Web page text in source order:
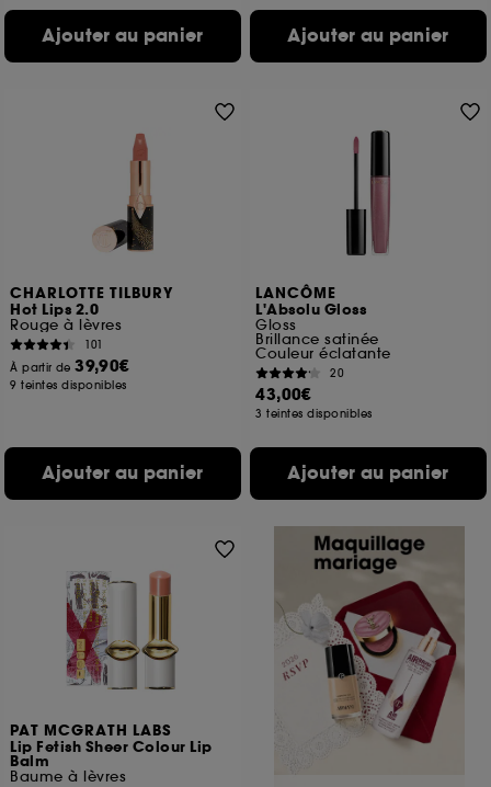
Ajouter au panier Ajouter au panier
CHARLOTTE TILBURY
Hot Lips 2.0
Rouge à lèvres
101
À partir de39,90€
9 teintes disponibles
Ajouter au panier
LANCÔME
L'Absolu Gloss
Gloss
Brillance satinée
Couleur éclatante
20
43,00€
3 teintes disponibles
Ajouter au panier
PAT MCGRATH LABS
Lip Fetish Sheer Colour Lip
Balm
Baume à lèvres